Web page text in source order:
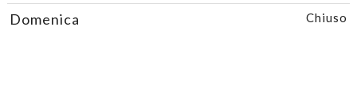
Domenica Chiuso